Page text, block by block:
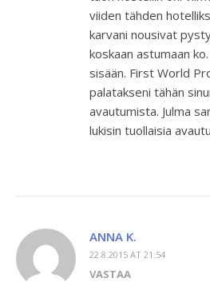
viiden tähden
karvani nousivat
koskaan astumaan
sisään. First World
palatakseni tähän
avautumista. Julma
lukisin tuollaisia
ANNA K.
22.8.2015 AT 21:54
VASTAA